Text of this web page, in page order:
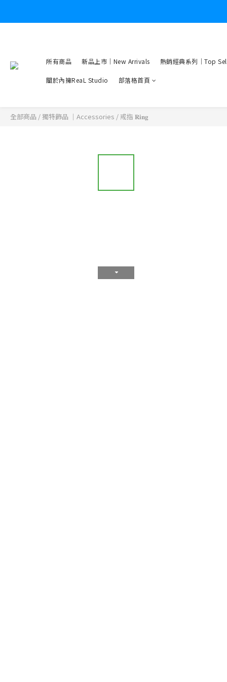
所有商品 新品上市｜New Arrivals 熱銷經典系列｜Top
關於內擁ReaL Studio 部落格首頁
全部商品 / 獨特飾品 ｜Accessories /戒指 𝐑𝐢𝐧𝐠